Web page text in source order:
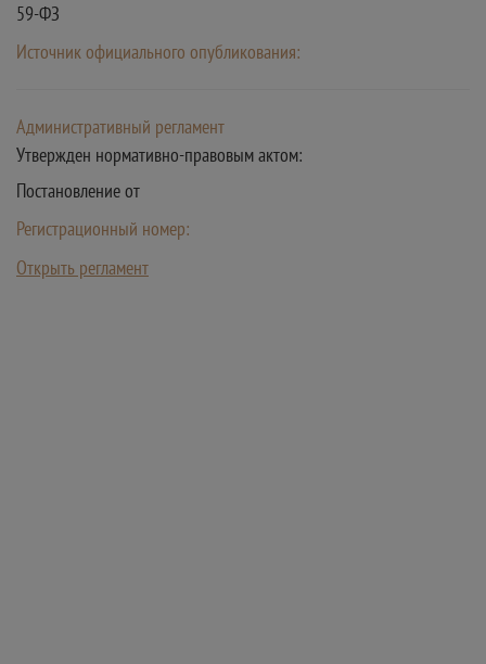
59-ФЗ
Источник официального опубликования:
Административный регламент
Утвержден нормативно-правовым актом:
Постановление от
Регистрационный номер:
Открыть регламент